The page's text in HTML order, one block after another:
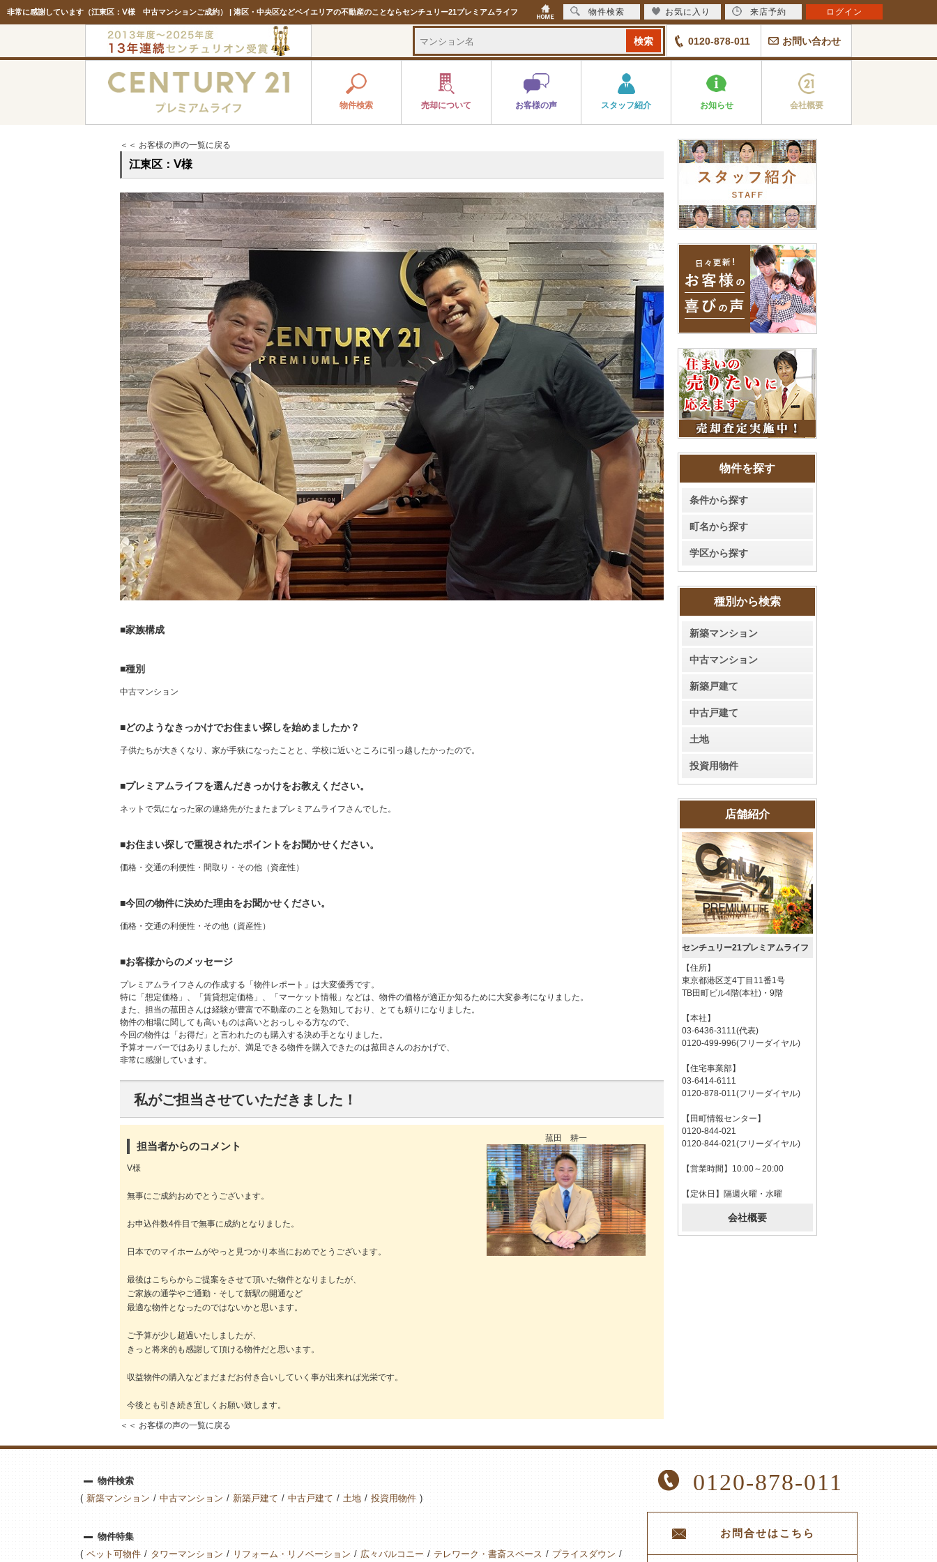
非常に感謝しています（江東区：Ⅴ様 中古マンションご成約） | 港区・中央区などベイエリアの不動産のことならセンチュリー21プレミアムライフ
0120-878-011 お問い合わせ
物件検索 売却について お客様の声 スタッフ紹介 お知らせ 会社概要
＜＜ お客様の声の一覧に戻る
江東区：Ⅴ様
■家族構成
■種別
中古マンション
■どのようなきっかけでお住まい探しを始めましたか？
子供たちが大きくなり、家が手狭になったことと、学校に近いところに引っ越したかったので。
■プレミアムライフを選んだきっかけをお教えください。
ネットで気になった家の連絡先がたまたまプレミアムライフさんでした。
■お住まい探しで重視されたポイントをお聞かせください。
価格・交通の利便性・間取り・その他（資産性）
■今回の物件に決めた理由をお聞かせください。
価格・交通の利便性・その他（資産性）
■お客様からのメッセージ
プレミアムライフさんの作成する「物件レポート」は大変優秀です。
特に「想定価格」、「賃貸想定価格」、「マーケット情報」などは、物件の価格が適正か知るために大変参考になりました。
また、担当の菰田さんは経験が豊富で不動産のことを熟知しており、とても頼りになりました。
物件の相場に関しても高いものは高いとおっしゃる方なので、
今回の物件は「お得だ」と言われたのも購入する決め手となりました。
予算オーバーではありましたが、満足できる物件を購入できたのは菰田さんのおかげで、
非常に感謝しています。
私がご担当させていただきました！
担当者からのコメント
V様
無事にご成約おめでとうございます。
お申込件数4件目で無事に成約となりました。
日本でのマイホームがやっと見つかり本当におめでとうございます。
最後はこちらからご提案をさせて頂いた物件となりましたが、
ご家族の通学やご通勤・そして新駅の開通など
最適な物件となったのではないかと思います。
ご予算が少し超過いたしましたが、
きっと将来的も感謝して頂ける物件だと思います。
収益物件の購入などまだまだお付き合いしていく事が出来れば光栄です。
今後とも引き続き宜しくお願い致します。
菰田 耕一
＜＜ お客様の声の一覧に戻る
物件を探す
条件から探す
町名から探す
学区から探す
種別から検索
新築マンション
中古マンション
新築戸建て
中古戸建て
土地
投資用物件
店舗紹介
センチュリー21プレミアムライフ
【住所】
東京都港区芝4丁目11番1号
TB田町ビル4階(本社)・9階
【本社】
03-6436-3111(代表)
0120-499-996(フリーダイヤル)
【住宅事業部】
03-6414-6111
0120-878-011(フリーダイヤル)
【田町情報センター】
0120-844-021
0120-844-021(フリーダイヤル)
【営業時間】10:00～20:00
【定休日】隔週火曜・水曜
会社概要
物件検索
新築マンション
中古マンション 新築戸建て 中古戸建て 土地 投資用物件
物件特集
ペット可物件
タワーマンション リフォーム・リノベーション 広々バルコニー テレワーク・書斎スペース
プライスダウン
0120-878-011
お問合せはこちら
物件検索 お気に入り 来店予約 ログイン